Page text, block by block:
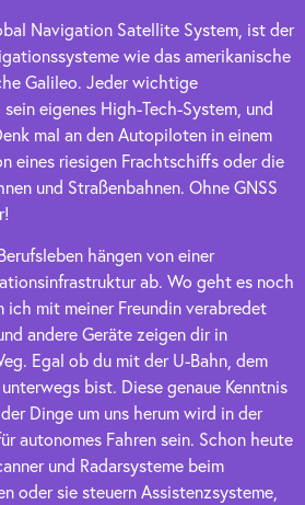
Navigation Satellite System, ist der
wie das amerikanische
Galileo. Jeder wichtige
eigenes High-Tech-System, und
mal an den Autopiloten in einem
eines riesigen Frachtschiffs oder die
und Straßenbahnen. Ohne GNSS
hängen von einer
ab. Wo geht es noch
ich mit meiner Freundin verabredet
andere Geräte zeigen dir in
Egal ob du mit der U-Bahn, dem
bist. Diese genaue Kenntnis
Dinge um uns herum wird in der
autonomes Fahren sein. Schon heute
und Radarsysteme beim
oder sie steuern Assistenzsysteme,